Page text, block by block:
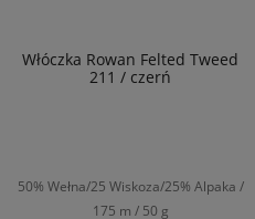
Włóczka Rowan Felted Tweed
211 / czerń
50% Wełna/25 Wiskoza/25% Alpaka /
175 m / 50 g